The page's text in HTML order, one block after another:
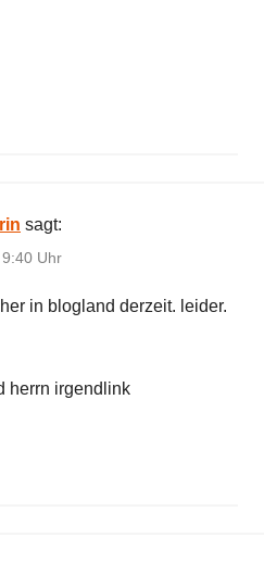
sagt:
Uhr
in blogland derzeit. leider.
herrn irgendlink